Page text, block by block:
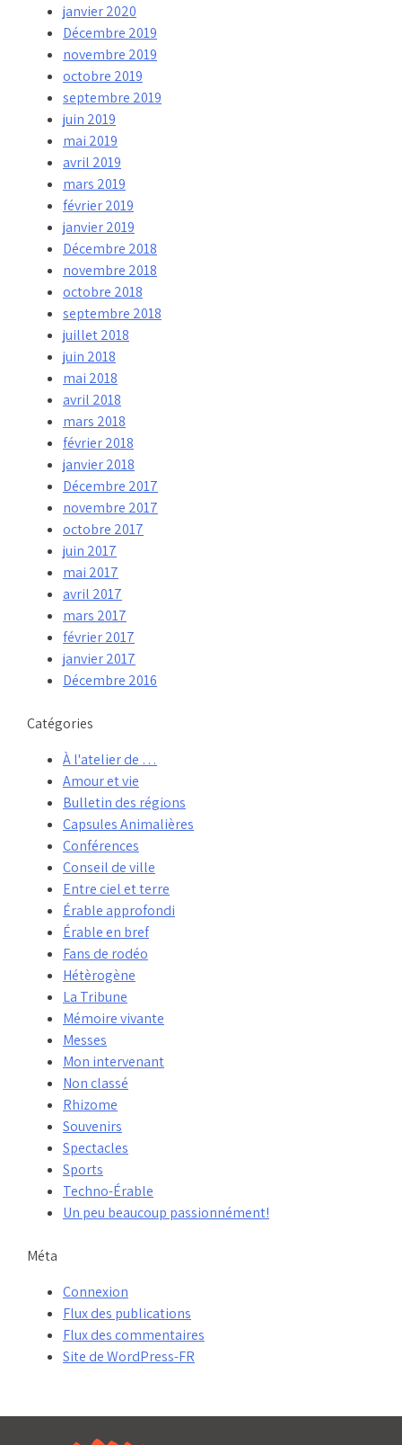
janvier 2020
Décembre 2019
novembre 2019
octobre 2019
septembre 2019
juin 2019
mai 2019
avril 2019
mars 2019
février 2019
janvier 2019
Décembre 2018
novembre 2018
octobre 2018
septembre 2018
juillet 2018
juin 2018
mai 2018
avril 2018
mars 2018
février 2018
janvier 2018
Décembre 2017
novembre 2017
octobre 2017
juin 2017
mai 2017
avril 2017
mars 2017
février 2017
janvier 2017
Décembre 2016
Catégories
À l'atelier de …
Amour et vie
Bulletin des régions
Capsules Animalières
Conférences
Conseil de ville
Entre ciel et terre
Érable approfondi
Érable en bref
Fans de rodéo
Hétèrogène
La Tribune
Mémoire vivante
Messes
Mon intervenant
Non classé
Rhizome
Souvenirs
Spectacles
Sports
Techno-Érable
Un peu beaucoup passionnément!
Méta
Connexion
Flux des publications
Flux des commentaires
Site de WordPress-FR